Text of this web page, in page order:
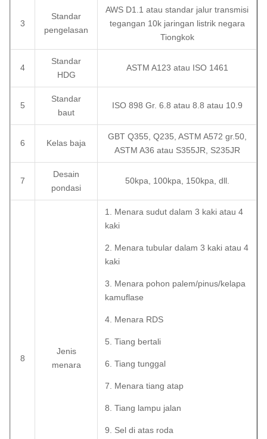
3
Standar
pengelasan
AWS D1.1 atau standar jalur transmisi
tegangan 10k jaringan listrik negara
Tiongkok
4
Standar
HDG
ASTM A123 atau ISO 1461
5
Standar
baut
ISO 898 Gr. 6.8 atau 8.8 atau 10.9
6 Kelas baja
GBT Q355, Q235, ASTM A572 gr.50,
ASTM A36 atau S355JR, S235JR
7
Desain
pondasi
50kpa, 100kpa, 150kpa, dll.
8
Jenis
menara
1. Menara sudut dalam 3 kaki atau 4
kaki
2. Menara tubular dalam 3 kaki atau 4
kaki
3. Menara pohon palem/pinus/kelapa
kamuflase
4. Menara RDS
5. Tiang bertali
6. Tiang tunggal
7. Menara tiang atap
8. Tiang lampu jalan
9. Sel di atas roda